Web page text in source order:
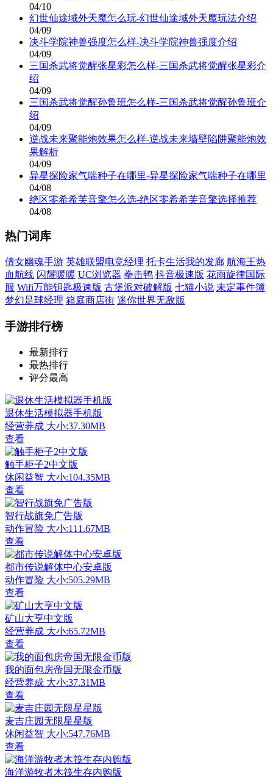
04/10
幻世仙途域外天魔怎么玩-幻世仙途域外天魔玩法介绍
04/09
决斗学院神兽强度怎么样-决斗学院神兽强度介绍
04/09
三国杀武将觉醒张星彩怎么样-三国杀武将觉醒张星彩介
绍
04/09
三国杀武将觉醒孙鲁班怎么样-三国杀武将觉醒孙鲁班介
绍
04/09
逆战未来聚能炮效果怎么样-逆战未来墙壁陷阱聚能炮效
果解析
04/09
异星探险家气喘种子在哪里-异星探险家气喘种子在哪里
04/08
绝区零希希芙音擎怎么选-绝区零希希芙音擎选择推荐
04/08
热门词库
倩女幽魂手游 英雄联盟电竞经理 托卡生活我的发廊 航海王热
血航线 闪耀暖暖 UC浏览器 拳击鸭 抖音极速版 花雨旋律国际
服 Wifi万能钥匙极速版 古堡派对破解版 七猫小说 未定事件簿
梦幻足球经理 箱庭商店街 迷你世界无敌版
手游排行榜
最新排行
最热排行
评分最高
退休生活模拟器手机版
经营养成 大小:37.30MB
查看
触手柜子2中文版
休闲益智 大小:104.35MB
查看
智行战旗免广告版
动作冒险 大小:111.67MB
查看
都市传说解体中心安卓版
动作冒险 大小:505.29MB
查看
矿山大亨中文版
经营养成 大小:65.72MB
查看
我的面包房帝国无限金币版
经营养成 大小:37.31MB
查看
麦吉庄园无限星星版
休闲益智 大小:547.76MB
查看
海洋游牧者木筏生存内购版